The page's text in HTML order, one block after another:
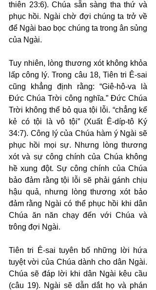
thiên 23:6). Chúa sẵn sàng tha thứ và
phục hồi. Ngài chờ đợi chúng ta trở về
để Ngài bao bọc chúng ta trong ân sủng
của Ngài.
Tuy nhiên, lòng thương xót không khỏa
lấp công lý. Trong câu 18, Tiên tri Ê-sai
cũng khẳng định rằng: “Giê-hô-va là
Đức Chúa Trời công nghĩa.” Đức Chúa
Trời không thể bỏ qua tội lỗi. “chẳng kể
kẻ có tội là vô tội” (Xuất Ê-díp-tô Ký
34:7). Công lý của Chúa hàm ý Ngài sẽ
phục hồi mọi sự. Nhưng lòng thương
xót và sự công chính của Chúa không
hề xung đột. Sự công chính của Chúa
bảo đảm rằng tội lỗi sẽ phải gánh chịu
hậu quả, nhưng lòng thương xót bảo
đảm rằng Ngài có thể phục hồi khi dân
Chúa ăn năn chạy đến với Chúa và
trông đợi Ngài.
Tiên tri Ê-sai tuyên bố những lời hứa
tuyệt vời của Chúa dành cho dân Ngài.
Chúa sẽ đáp lời khi dân Ngài kêu cầu
(câu 19). Ngài sẽ dẫn dắt họ và phán